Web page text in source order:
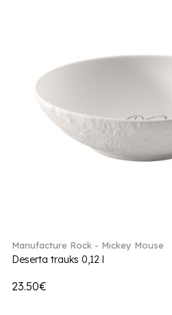
Manufacture Rock - Mickey Mouse
Deserta trauks 0,12 l
23.50€